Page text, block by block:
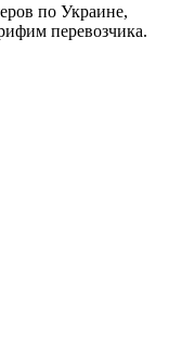
по Украине,
перевозчика.